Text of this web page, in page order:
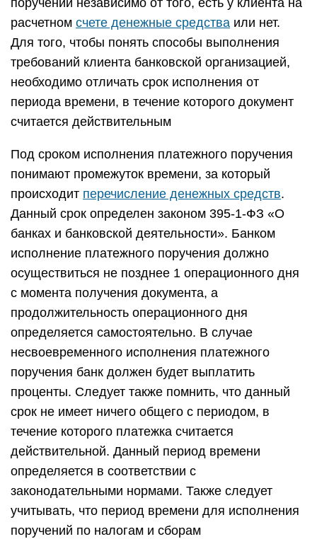
поручений независимо от того, есть у клиента на
расчетном счете денежные средства или нет.
Для того, чтобы понять способы выполнения
требований клиента банковской организацией,
необходимо отличать срок исполнения от
периода времени, в течение которого документ
считается действительным
Под сроком исполнения платежного поручения
понимают промежуток времени, за который
происходит перечисление денежных средств.
Данный срок определен законом 395-1-ФЗ «О
банках и банковской деятельности». Банком
исполнение платежного поручения должно
осуществиться не позднее 1 операционного дня
с момента получения документа, а
продолжительность операционного дня
определяется самостоятельно. В случае
несвоевременного исполнения платежного
поручения банк должен будет выплатить
проценты. Следует также помнить, что данный
срок не имеет ничего общего с периодом, в
течение которого платежка считается
действительной. Данный период времени
определяется в соответствии с
законодательными нормами. Также следует
учитывать, что период времени для исполнения
поручений по налогам и сборам